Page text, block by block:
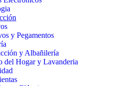
y Pegamentos
y Albañilería
del Hogar y Lavanderia